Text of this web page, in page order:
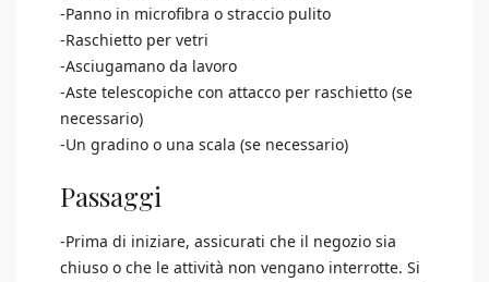
-Panno in microfibra o straccio pulito
-Raschietto per vetri
-Asciugamano da lavoro
-Aste telescopiche con attacco per raschietto (se
necessario)
-Un gradino o una scala (se necessario)
Passaggi
-Prima di iniziare, assicurati che il negozio sia
chiuso o che le attività non vengano interrotte. Si